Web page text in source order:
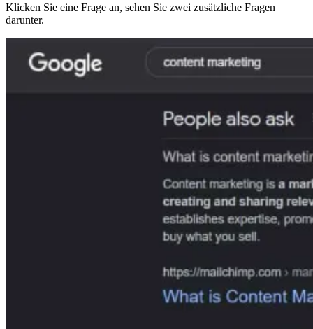
Klicken Sie eine Frage an, sehen Sie zwei zusätzliche Fragen
darunter.